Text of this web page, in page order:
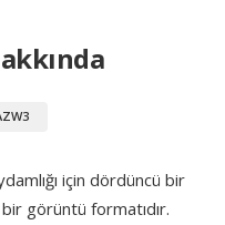
için dördüncü bir
görüntü formatıdır.